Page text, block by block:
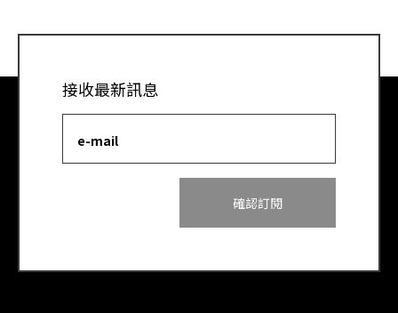
接收最新訊息
e-mail